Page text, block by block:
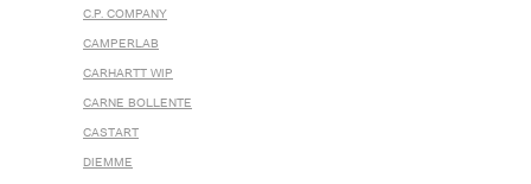
C.P. COMPANY
CAMPERLAB
CARHARTT WIP
CARNE BOLLENTE
CASTART
DIEMME